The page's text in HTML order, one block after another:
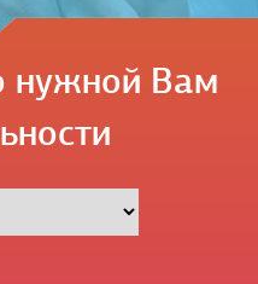
нужной Вам